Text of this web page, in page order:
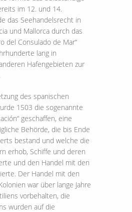
im 12. und 14.
das Seehandelsrecht in
und Mallorca durch das
del Consulado de Mar“
lang in
Hafengebieten zur
des spanischen
1503 die sogenannte
geschaffen, eine
Behörde, die bis Ende
bestand und welche die
erhob, Schiffe und deren
und den Handel mit den
Der Handel mit den
war über lange Jahre
vorbehalten, die
wurden auf die